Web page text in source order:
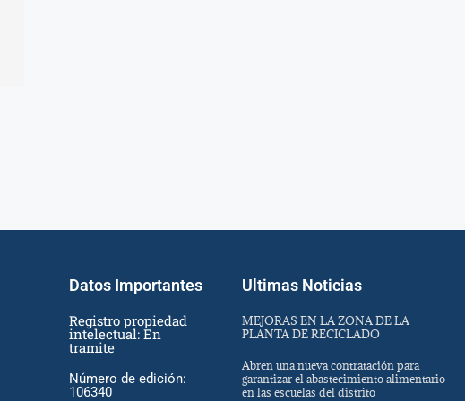
Datos Importantes
Registro propiedad
intelectual: En
tramite
Número de edición:
106340
Ultimas Noticias
MEJORAS EN LA ZONA DE LA
PLANTA DE RECICLADO
Abren una nueva contratación para
garantizar el abastecimiento alimentario
en las escuelas del distrito